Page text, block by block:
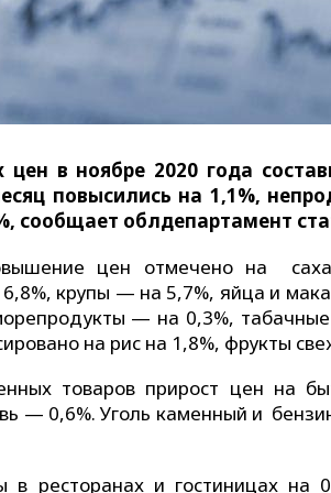
цен в ноябре 2020 года
повысились на 1,1%,
сообщает облдепартамент
цен отмечено на
крупы — на 5,7%, яйца и
— на 0,3%,
на рис на 1,8%, фрукты
товаров прирост цен на
— 0,6%. Уголь каменный и
в ресторанах и гостиницах